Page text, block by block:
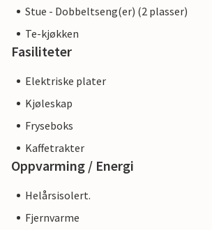
Stue - Dobbeltseng(er) (2 plasser)
Te-kjøkken
Fasiliteter
Elektriske plater
Kjøleskap
Fryseboks
Kaffetrakter
Oppvarming / Energi
Helårsisolert.
Fjernvarme